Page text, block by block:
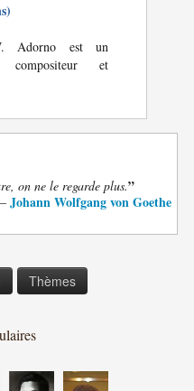
Adorno est un
compositeur et
on ne le regarde plus.”
Johann Wolfgang von Goethe
Thèmes